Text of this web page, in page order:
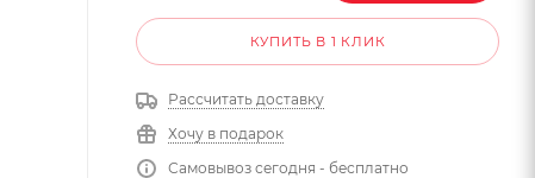
КУПИТЬ В 1 КЛИК
Рассчитать доставку
Хочу в подарок
Самовывоз сегодня - бесплатно